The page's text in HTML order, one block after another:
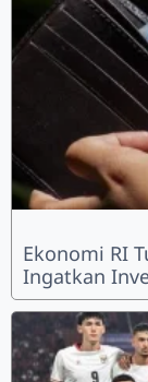
Ekonomi RI
Ingatkan